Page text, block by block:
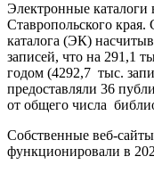
Электронные каталоги
Ставропольского
каталога (ЭК)
записей, что на 291,1
годом (4292,7 тыс.
предоставляли 36
от общего числа
Собственные веб-
функционировали в